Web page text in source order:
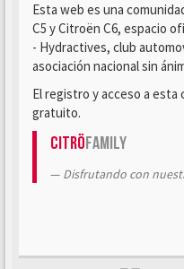
Esta web es una
C5 y Citroën C6, espacio
- Hydractives, club
asociación nacional sin
El registro y acceso a
gratuito.
CitröFamily
Disfrutando con